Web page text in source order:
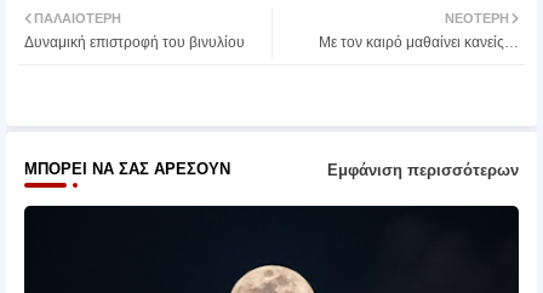
ter atsa
ΝΕΌΤΕΡΗ
Mε τον καιρό μαθαίνει κανείς…
ΠΑΛΑΙΌΤΕΡΗ
Δυναμική επιστροφή του βινυλίου
ΜΠΟΡΕΊ ΝΑ ΣΑΣ ΑΡΈΣΟΥΝ Εμφάνιση περισσότερων